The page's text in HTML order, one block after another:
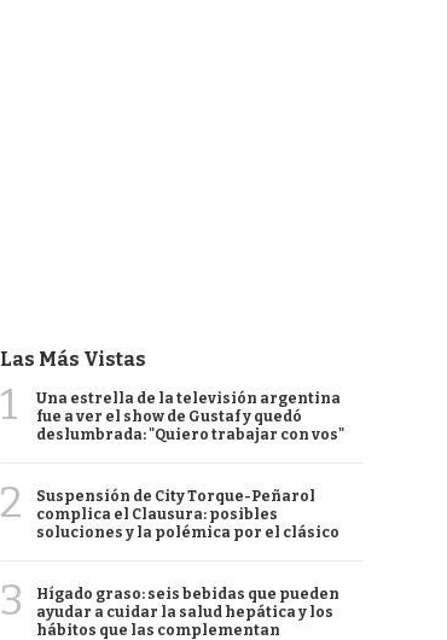
Las Más Vistas
1
Una estrella de la televisión argentina
fue a ver el show de Gustaf y quedó
deslumbrada: "Quiero trabajar con vos"
2
Suspensión de City Torque-Peñarol
complica el Clausura: posibles
soluciones y la polémica por el clásico
3
Hígado graso: seis bebidas que pueden
ayudar a cuidar la salud hepática y los
hábitos que las complementan